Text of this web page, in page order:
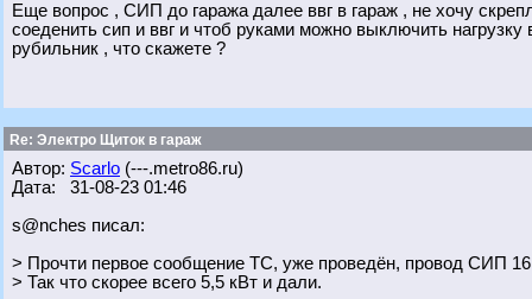
Еще вопрос , СИП до гаража далее ввг в гараж , не хочу
соеденить сип и ввг и чтоб руками можно выключить
рубильник , что скажете ?
Re: Электро Щиток в гараж
Автор: Scarlo (---.metro86.ru)
Дата: 31-08-23 01:46
s@nches писал:
> Прочти первое сообщение ТС, уже проведён, провод СИП 16
> Так что скорее всего 5,5 кВт и дали.